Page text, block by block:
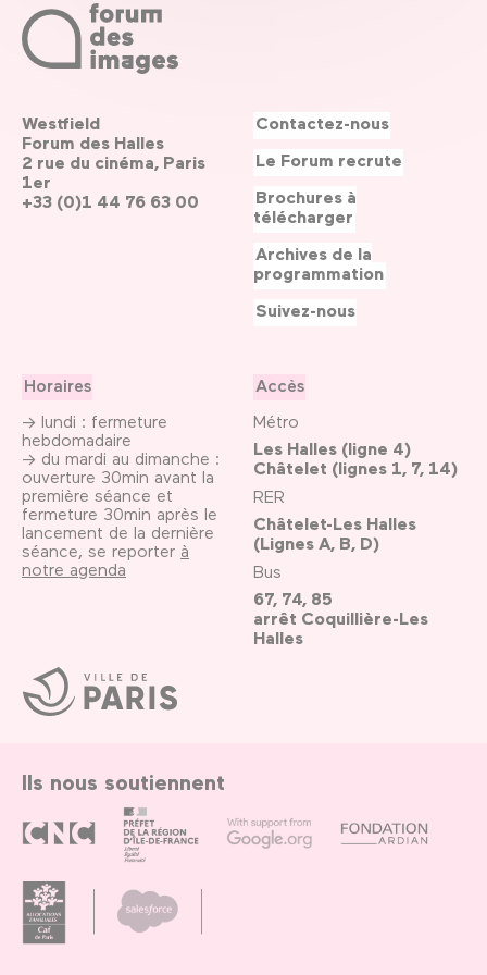
Ville
de
Paris
Westfield
Forum des Halles
2 rue du cinéma, Paris
1er
+33 (0)1 44 76 63 00
Horaires
→ lundi : fermeture
hebdomadaire
→ du mardi au dimanche :
ouverture 30min avant la
première séance et
fermeture 30min après le
lancement de la dernière
séance, se reporter à
notre agenda
Accès
Métro
Les Halles (ligne 4)
Châtelet (lignes 1, 7, 14)
RER
Châtelet-Les Halles
(Lignes A, B, D)
Bus
67, 74, 85
arrêt Coquillière-Les
Halles
Contactez-nous
Le Forum recrute
Brochures à
télécharger
Archives de la
programmation
Suivez-nous
Ils nous soutiennent